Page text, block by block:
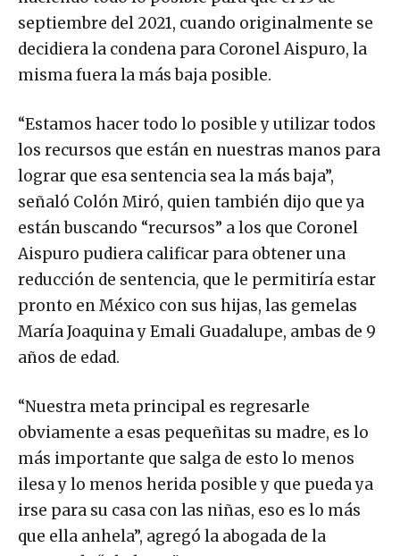
septiembre del 2021, cuando originalmente se
decidiera la condena para Coronel Aispuro, la
misma fuera la más baja posible.
“Estamos hacer todo lo posible y utilizar todos
los recursos que están en nuestras manos para
lograr que esa sentencia sea la más baja”,
señaló Colón Miró, quien también dijo que ya
están buscando “recursos” a los que Coronel
Aispuro pudiera calificar para obtener una
reducción de sentencia, que le permitiría estar
pronto en México con sus hijas, las gemelas
María Joaquina y Emali Guadalupe, ambas de 9
años de edad.
“Nuestra meta principal es regresarle
obviamente a esas pequeñitas su madre, es lo
más importante que salga de esto lo menos
ilesa y lo menos herida posible y que pueda ya
irse para su casa con las niñas, eso es lo más
que ella anhela”, agregó la abogada de la